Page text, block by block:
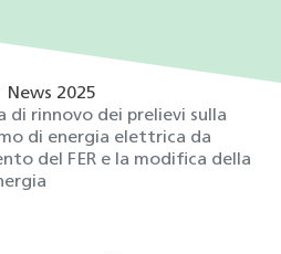
News 2025
di rinnovo dei prelievi sulla
di energia elettrica da
del FER e la modifica della